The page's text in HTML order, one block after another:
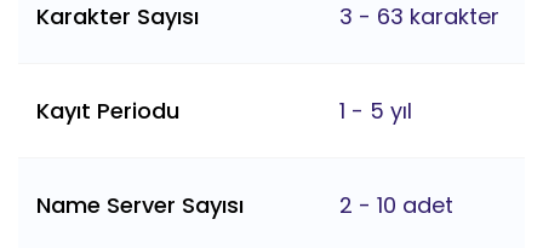
Karakter Sayısı 3 - 63 karakter
Kayıt Periodu 1 - 5 yıl
Name Server Sayısı 2 - 10 adet